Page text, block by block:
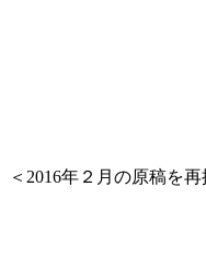
＜2016年２月の原稿を